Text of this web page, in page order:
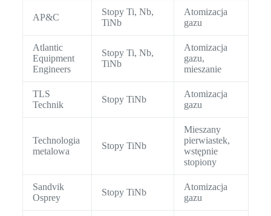
AP&C
Stopy Ti, Nb,
TiNb
Atomizacja
gazu
Atlantic
Equipment
Engineers
Stopy Ti, Nb,
TiNb
Atomizacja
gazu,
mieszanie
TLS
Technik
Stopy TiNb
Atomizacja
gazu
Technologia
metalowa
Stopy TiNb
Mieszany
pierwiastek,
wstępnie
stopiony
Sandvik
Osprey
Stopy TiNb
Atomizacja
gazu